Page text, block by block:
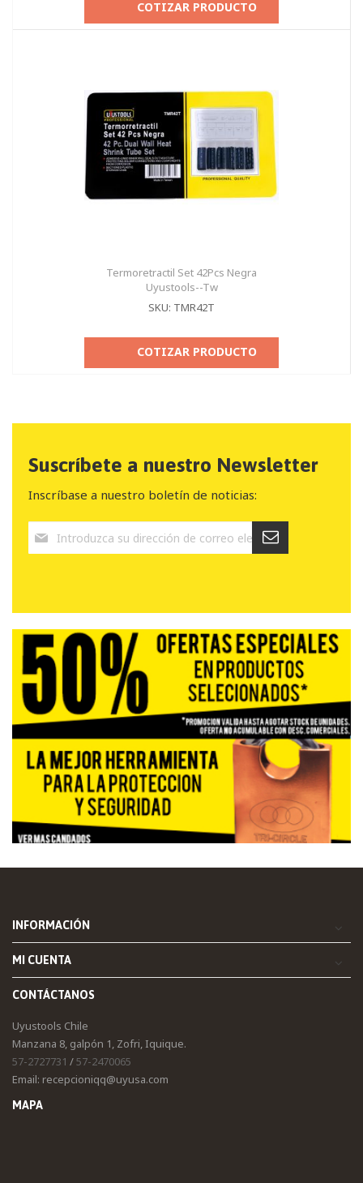
COTIZAR PRODUCTO
Termoretractil Set 42Pcs Negra
Uyustools--Tw
SKU: TMR42T
COTIZAR PRODUCTO
Suscríbete a nuestro Newsletter
Inscríbase a nuestro boletín de noticias:
INFORMACIÓN
MI CUENTA
CONTÁCTANOS
Uyustools Chile
Manzana 8, galpón 1, Zofri, Iquique.
57-2727731 /57-2470065
Email: recepcioniqq@uyusa.com
MAPA